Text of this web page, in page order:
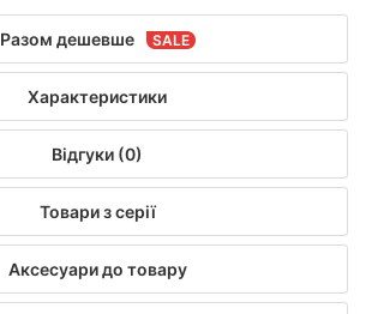
Разом дешевше
Характеристики
Відгуки (0)
Товари з серії
Аксесуари до товару